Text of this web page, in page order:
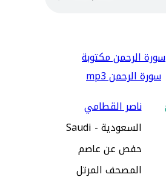
سورة الرحمن مكتوبة
سورة الرحمن mp3
ناصر القطامي
السعودية - Saudi
حفص عن عاصم
المصحف المرتل